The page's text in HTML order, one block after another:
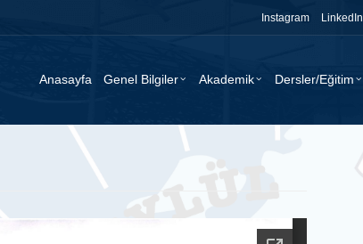
Instagram LinkedIn
Anasayfa Genel Bilgiler Akademik Dersler/Eğitim